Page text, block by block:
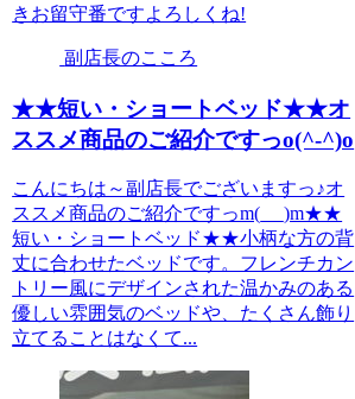
きお留守番ですよろしくね!
副店長のこころ
★★短い・ショートベッド★★オ
ススメ商品のご紹介ですっo(^-^)o
こんにちは～副店長でございますっ♪オ
ススメ商品のご紹介ですっm(_ _)m★★
短い・ショートベッド★★小柄な方の背
丈に合わせたベッドです。フレンチカン
トリー風にデザインされた温かみのある
優しい雰囲気のベッドや、たくさん飾り
立てることはなくて...